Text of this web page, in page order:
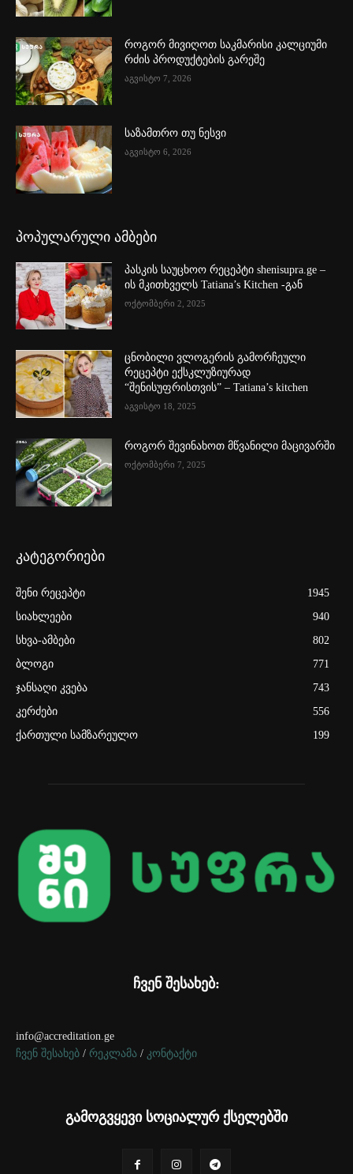
როგორ მივიღოთ საკმარისი კალციუმი
რძის პროდუქტების გარეშე
აგვისტო 7, 2026
საზამთრო თუ ნესვი
აგვისტო 6, 2026
პოპულარული ამბები
პასკის საუცხოო რეცეპტი shenisupra.ge –
ის მკითხველს Tatiana’s Kitchen -გან
ოქტომბერი 2, 2025
ცნობილი ვლოგერის გამორჩეული
რეცეპტი ექსკლუზიურად
“შენისუფრისთვის” – Tatiana’s kitchen
აგვისტო 18, 2025
როგორ შევინახოთ მწვანილი მაცივარში
ოქტომბერი 7, 2025
კატეგორიები
შენი რეცეპტი
1945
სიახლეები
940
სხვა-ამბები
802
ბლოგი
771
ჯანსაღი კვება
743
კერძები
556
ქართული სამზარეულო
199
ჩვენ შესახებ:
info@accreditation.ge
ჩვენ შესახებ / რეკლამა / კონტაქტი
გამოგვყევი სოციალურ ქსელებში